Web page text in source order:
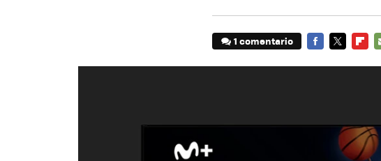
1 comentario